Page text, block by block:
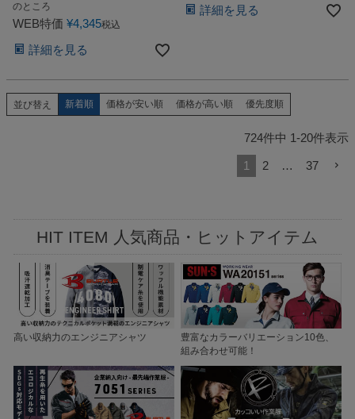
のところ
WEB特価 ¥4,345税込
詳細を見る
詳細を見る
並び替え 新着順 価格が安い順 価格が高い順 優先度順
724件中 1-20件表示
1 2 … 37
HIT ITEM 人気商品・ヒットアイテム
高い収納力のエンジニアシャツ
豊富なカラーバリエーション10色、
組み合わせ可能！